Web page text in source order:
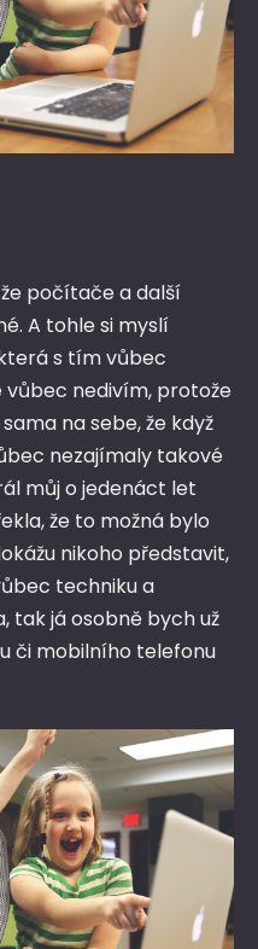
počítače a další
A tohle si myslí
s tím vůbec
vůbec nedivím, protože
na sebe, že když
nezajímaly takové
můj o jedenáct let
že to možná bylo
nikoho představit,
techniku a
tak já osobně bych už
či mobilního telefonu